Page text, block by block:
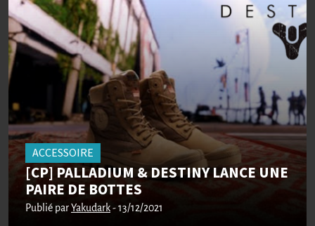
ACCESSOIRE
[CP] PALLADIUM & DESTINY LANCE UNE
PAIRE DE BOTTES
Publié parYakudark- 13/12/2021